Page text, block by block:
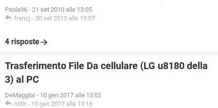
Paola96 - 21 set 2010 alle 13:05
francj - 30 set 2010 alle 19:07
4 risposte
Trasferimento File Da cellulare (LG u8180 della
3) al PC
DeMaggior - 10 gen 2017 alle 13:02
n00r - 10 gen 2017 alle 13:16